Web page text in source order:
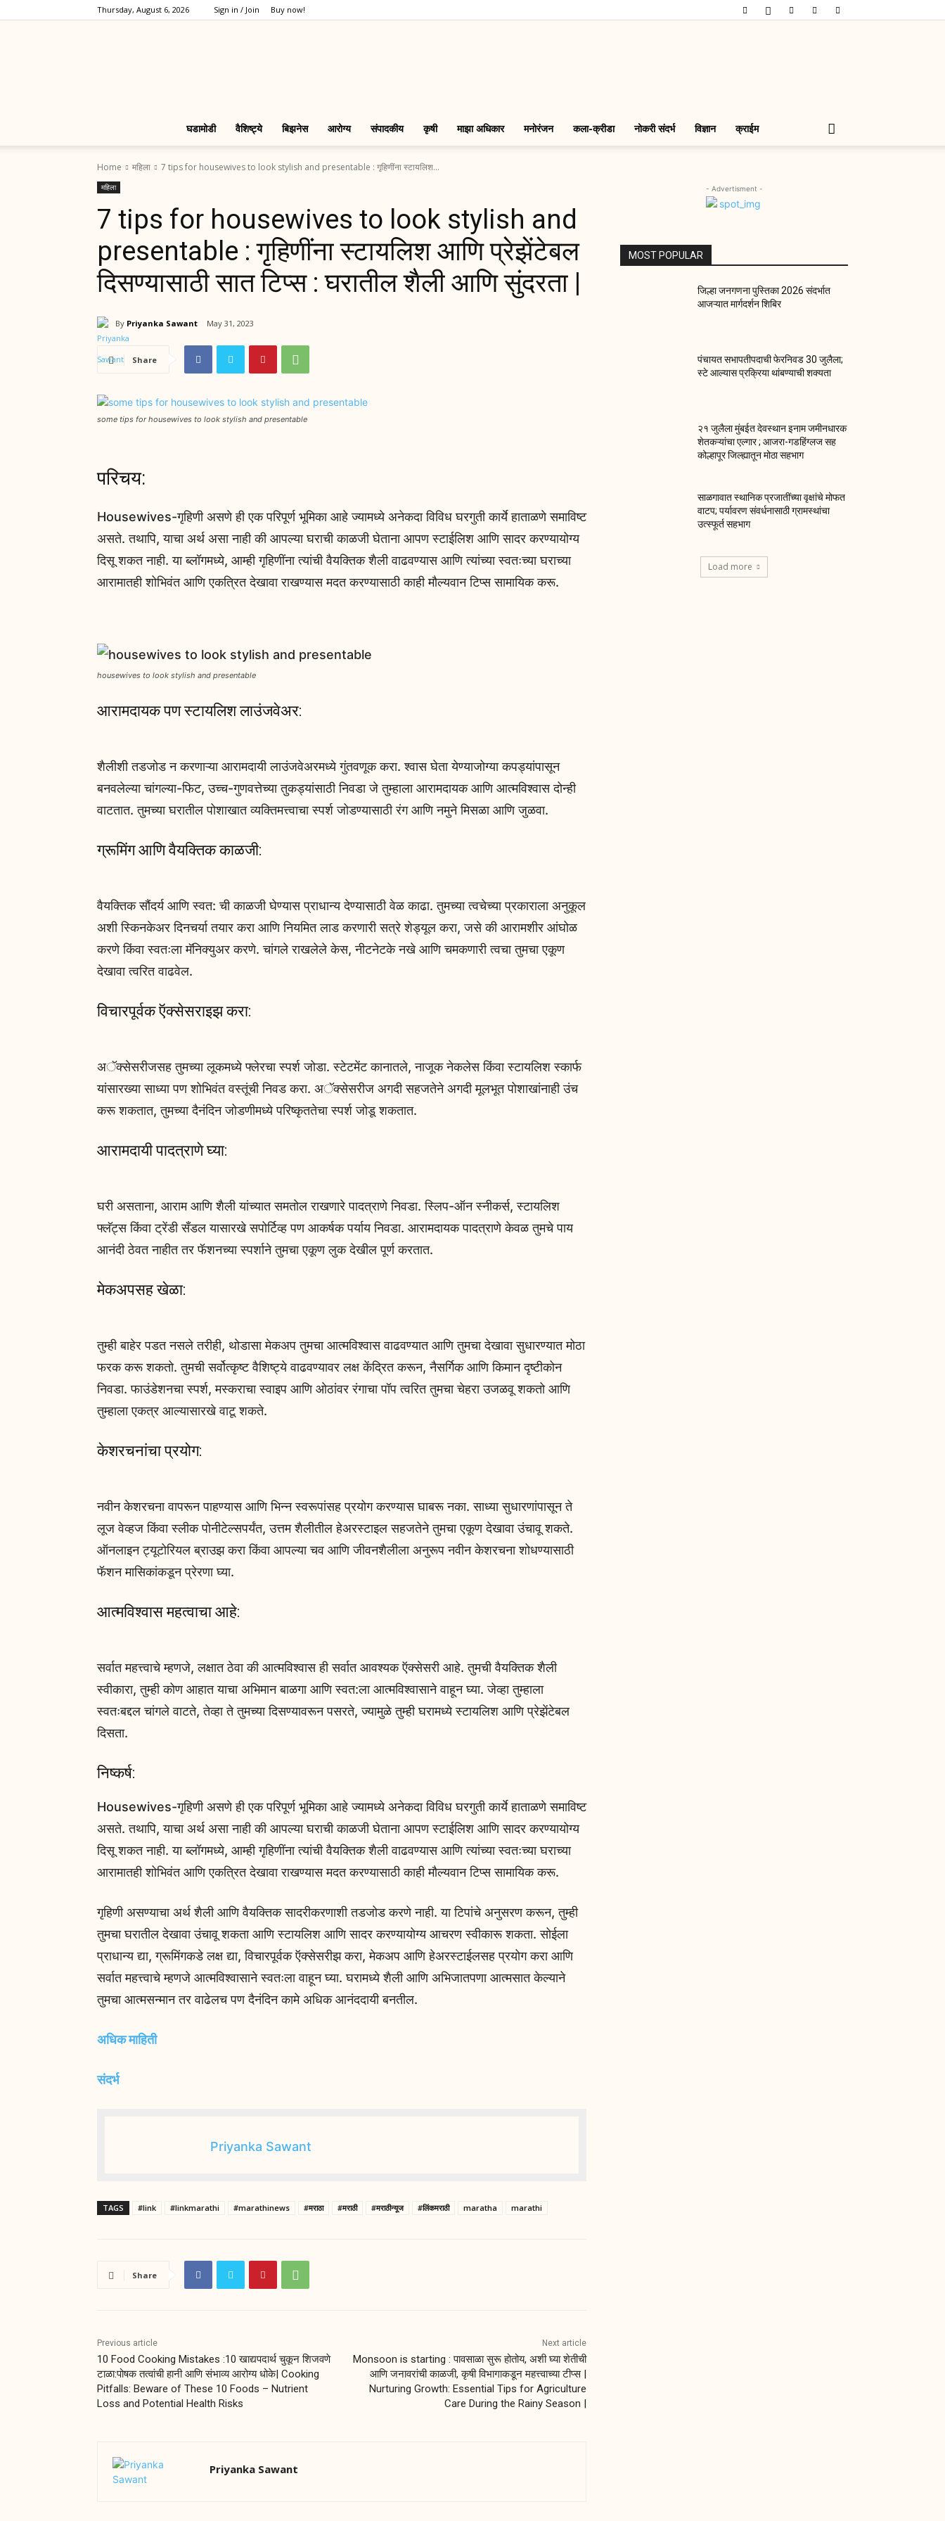
Thursday, August 6, 2026 Sign in / Join Buy now!
घडामोडी वैशिष्ट्ये बिझनेस आरोग्य संपादकीय कृषी माझा अधिकार मनोरंजन कला-क्रीडा नोकरी संदर्भ विज्ञान क्राईम
Home महिला 7 tips for housewives to look stylish and presentable : गृहिणींना स्टायलिश...
महिला
7 tips for housewives to look stylish and
presentable : गृहिणींना स्टायलिश आणि प्रेझेंटेबल
दिसण्यासाठी सात टिप्स : घरातील शैली आणि सुंदरता |
By Priyanka Sawant May 31, 2023
Share
some tips for housewives to look stylish and presentable
परिचय:
Housewives-गृहिणी असणे ही एक परिपूर्ण भूमिका आहे ज्यामध्ये अनेकदा विविध घरगुती कार्ये हाताळणे समाविष्ट
असते. तथापि, याचा अर्थ असा नाही की आपल्या घराची काळजी घेताना आपण स्टाईलिश आणि सादर करण्यायोग्य
दिसू शकत नाही. या ब्लॉगमध्ये, आम्ही गृहिणींना त्यांची वैयक्तिक शैली वाढवण्यास आणि त्यांच्या स्वतःच्या घराच्या
आरामातही शोभिवंत आणि एकत्रित देखावा राखण्यास मदत करण्यासाठी काही मौल्यवान टिप्स सामायिक करू.
housewives to look stylish and presentable
आरामदायक पण स्टायलिश लाउंजवेअर:
शैलीशी तडजोड न करणाऱ्या आरामदायी लाउंजवेअरमध्ये गुंतवणूक करा. श्वास घेता येण्याजोग्या कपड्यांपासून
बनवलेल्या चांगल्या-फिट, उच्च-गुणवत्तेच्या तुकड्यांसाठी निवडा जे तुम्हाला आरामदायक आणि आत्मविश्वास दोन्ही
वाटतात. तुमच्या घरातील पोशाखात व्यक्तिमत्त्वाचा स्पर्श जोडण्यासाठी रंग आणि नमुने मिसळा आणि जुळवा.
ग्रूमिंग आणि वैयक्तिक काळजी:
वैयक्तिक सौंदर्य आणि स्वत: ची काळजी घेण्यास प्राधान्य देण्यासाठी वेळ काढा. तुमच्या त्वचेच्या प्रकाराला अनुकूल
अशी स्किनकेअर दिनचर्या तयार करा आणि नियमित लाड करणारी सत्रे शेड्यूल करा, जसे की आरामशीर आंघोळ
करणे किंवा स्वतःला मॅनिक्युअर करणे. चांगले राखलेले केस, नीटनेटके नखे आणि चमकणारी त्वचा तुमचा एकूण
देखावा त्वरित वाढवेल.
विचारपूर्वक ऍक्सेसराइझ करा:
अॅक्सेसरीजसह तुमच्या लूकमध्ये फ्लेरचा स्पर्श जोडा. स्टेटमेंट कानातले, नाजूक नेकलेस किंवा स्टायलिश स्कार्फ
यांसारख्या साध्या पण शोभिवंत वस्तूंची निवड करा. अॅक्सेसरीज अगदी सहजतेने अगदी मूलभूत पोशाखांनाही उंच
करू शकतात, तुमच्या दैनंदिन जोडणीमध्ये परिष्कृततेचा स्पर्श जोडू शकतात.
आरामदायी पादत्राणे घ्या:
घरी असताना, आराम आणि शैली यांच्यात समतोल राखणारे पादत्राणे निवडा. स्लिप-ऑन स्नीकर्स, स्टायलिश
फ्लॅट्स किंवा ट्रेंडी सँडल यासारखे सपोर्टिव्ह पण आकर्षक पर्याय निवडा. आरामदायक पादत्राणे केवळ तुमचे पाय
आनंदी ठेवत नाहीत तर फॅशनच्या स्पर्शाने तुमचा एकूण लुक देखील पूर्ण करतात.
मेकअपसह खेळा:
तुम्ही बाहेर पडत नसले तरीही, थोडासा मेकअप तुमचा आत्मविश्वास वाढवण्यात आणि तुमचा देखावा सुधारण्यात मोठा
फरक करू शकतो. तुमची सर्वोत्कृष्ट वैशिष्ट्ये वाढवण्यावर लक्ष केंद्रित करून, नैसर्गिक आणि किमान दृष्टीकोन
निवडा. फाउंडेशनचा स्पर्श, मस्कराचा स्वाइप आणि ओठांवर रंगाचा पॉप त्वरित तुमचा चेहरा उजळवू शकतो आणि
तुम्हाला एकत्र आल्यासारखे वाटू शकते.
केशरचनांचा प्रयोग:
नवीन केशरचना वापरून पाहण्यास आणि भिन्न स्वरूपांसह प्रयोग करण्यास घाबरू नका. साध्या सुधारणांपासून ते
लूज वेव्हज किंवा स्लीक पोनीटेल्सपर्यंत, उत्तम शैलीतील हेअरस्टाइल सहजतेने तुमचा एकूण देखावा उंचावू शकते.
ऑनलाइन ट्यूटोरियल ब्राउझ करा किंवा आपल्या चव आणि जीवनशैलीला अनुरूप नवीन केशरचना शोधण्यासाठी
फॅशन मासिकांकडून प्रेरणा घ्या.
आत्मविश्वास महत्वाचा आहे:
सर्वात महत्त्वाचे म्हणजे, लक्षात ठेवा की आत्मविश्वास ही सर्वात आवश्यक ऍक्सेसरी आहे. तुमची वैयक्तिक शैली
स्वीकारा, तुम्ही कोण आहात याचा अभिमान बाळगा आणि स्वत:ला आत्मविश्वासाने वाहून घ्या. जेव्हा तुम्हाला
स्वतःबद्दल चांगले वाटते, तेव्हा ते तुमच्या दिसण्यावरून पसरते, ज्यामुळे तुम्ही घरामध्ये स्टायलिश आणि प्रेझेंटेबल
दिसता.
निष्कर्ष:
Housewives-गृहिणी असणे ही एक परिपूर्ण भूमिका आहे ज्यामध्ये अनेकदा विविध घरगुती कार्ये हाताळणे समाविष्ट
असते. तथापि, याचा अर्थ असा नाही की आपल्या घराची काळजी घेताना आपण स्टाईलिश आणि सादर करण्यायोग्य
दिसू शकत नाही. या ब्लॉगमध्ये, आम्ही गृहिणींना त्यांची वैयक्तिक शैली वाढवण्यास आणि त्यांच्या स्वतःच्या घराच्या
आरामातही शोभिवंत आणि एकत्रित देखावा राखण्यास मदत करण्यासाठी काही मौल्यवान टिप्स सामायिक करू.
गृहिणी असण्याचा अर्थ शैली आणि वैयक्तिक सादरीकरणाशी तडजोड करणे नाही. या टिपांचे अनुसरण करून, तुम्ही
तुमचा घरातील देखावा उंचावू शकता आणि स्टायलिश आणि सादर करण्यायोग्य आचरण स्वीकारू शकता. सोईला
प्राधान्य द्या, ग्रूमिंगकडे लक्ष द्या, विचारपूर्वक ऍक्सेसरीझ करा, मेकअप आणि हेअरस्टाईलसह प्रयोग करा आणि
सर्वात महत्त्वाचे म्हणजे आत्मविश्वासाने स्वतःला वाहून घ्या. घरामध्ये शैली आणि अभिजातपणा आत्मसात केल्याने
तुमचा आत्मसन्मान तर वाढेलच पण दैनंदिन कामे अधिक आनंददायी बनतील.
अधिक माहिती
संदर्भ
Priyanka Sawant
TAGS #link #linkmarathi #marathinews #मराठा #मराठी #मराठीन्यूज #लिंकमराठी maratha marathi
Share
Previous article
10 Food Cooking Mistakes :10 खाद्यपदार्थ चुकून शिजवणे
टाळा:पोषक तत्वांची हानी आणि संभाव्य आरोग्य धोके| Cooking
Pitfalls: Beware of These 10 Foods – Nutrient
Loss and Potential Health Risks
Next article
Monsoon is starting : पावसाळा सुरू होतोय, अशी घ्या शेतीची
आणि जनावरांची काळजी, कृषी विभागाकडून महत्त्वाच्या टीप्स |
Nurturing Growth: Essential Tips for Agriculture
Care During the Rainy Season |
Priyanka Sawant
- Advertisment -
MOST POPULAR
जिल्हा जनगणना पुस्तिका 2026 संदर्भात
आजऱ्यात मार्गदर्शन शिबिर
पंचायत सभापतीपदाची फेरनिवड 30 जुलैला;
स्टे आल्यास प्रक्रिया थांबण्याची शक्यता
२१ जुलैला मुंबईत देवस्थान इनाम जमीनधारक
शेतकऱ्यांचा एल्गार ; आजरा-गडहिंग्लज सह
कोल्हापूर जिल्ह्यातून मोठा सहभाग
साळगावात स्थानिक प्रजातींच्या वृक्षांचे मोफत
वाटप; पर्यावरण संवर्धनासाठी ग्रामस्थांचा
उत्स्फूर्त सहभाग
Load more